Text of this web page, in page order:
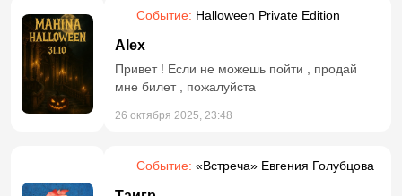
Событие: Halloween Private Edition
Alex
Привет ! Если не можешь пойти , продай
мне билет , пожалуйста
26 октября 2025, 23:48
Событие: «Встреча» Евгения Голубцова